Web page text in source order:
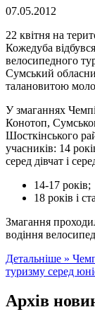
07.05.2012
22 квітня на
Кожедуба
велосипедного
Сумський
талановитою
У змаганнях
Конотоп,
Шосткінського
учасників: 14
серед дівчат і
14-17 років;
18 років і
Змагання
водіння
Детальніше »
туризму серед
Архів